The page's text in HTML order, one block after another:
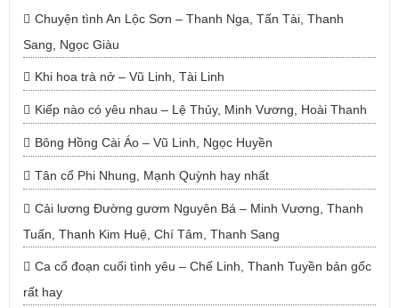
Chuyện tình An Lộc Sơn – Thanh Nga, Tấn Tài, Thanh
Sang, Ngọc Giàu
Khi hoa trà nở – Vũ Linh, Tài Linh
Kiếp nào có yêu nhau – Lệ Thủy, Minh Vương, Hoài Thanh
Bông Hồng Cài Áo – Vũ Linh, Ngọc Huyền
Tân cổ Phi Nhung, Mạnh Quỳnh hay nhất
Cải lương Đường gươm Nguyên Bá – Minh Vương, Thanh
Tuấn, Thanh Kim Huệ, Chí Tâm, Thanh Sang
Ca cổ đoạn cuối tình yêu – Chế Linh, Thanh Tuyền bản gốc
rất hay